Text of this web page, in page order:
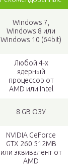
Windows 7,
Windows 8 или
Windows 10 (64bit)
Любой 4-х
ядерный
процессор от
AMD или Intel
8 GB ОЗУ
NVIDIA GeForce
GTX 260 512MB
или эквивалент от
AMD